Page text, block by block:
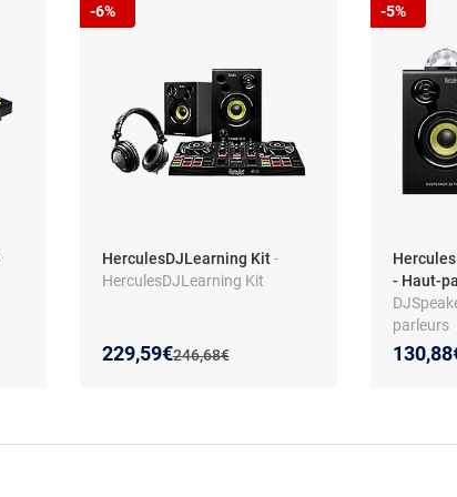
HerculesDJLearning Kit-
HerculesDJLearning Kit
Ancien prix :
246,68€
Nouveau prix :
229,59€
Réduction de :
-6%
- Haut-
parleurs
-5%